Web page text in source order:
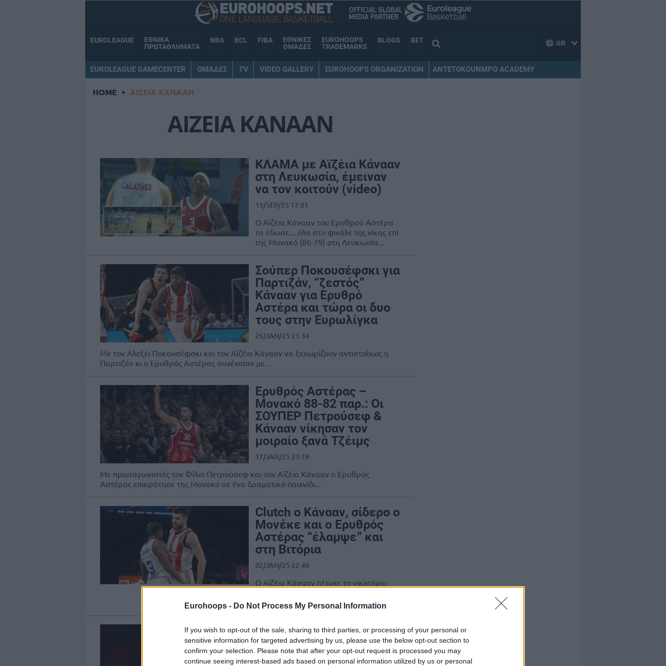
Eurohoops - Do Not Process My Personal Information
If you wish to opt-out of the sale, sharing to third parties, or processing of your personal or
sensitive information for targeted advertising by us, please use the below opt-out section to
confirm your selection. Please note that after your opt-out request is processed you may
continue seeing interest-based ads based on personal information utilized by us or personal
EUROLEAGUE
ΕΘΝΙΚΑ
ΠΡΩΤΑΘΛΗΜΑΤΑ
NBA BCL FIBA
ΕΘΝΙΚΕΣ
ΟΜΑΔΕΣ
EUROHOOPS
TRADEMARKS
BLOGS BET GR
EUROLEAGUE GAMECENTER ΟΜΑΔΕΣ TV VIDEO GALLERY EUROHOOPS ORGANIZATION ANTETOKOUNMPO ACADEMY
HOME • ΑΙΖΕΙΑ ΚΑΝΑΑΝ
ΑΙΖΕΙΑ ΚΑΝΑΑΝ
ΚΛΑΜΑ με Αϊζέια Κάνααν
στη Λευκωσία, έμειναν
να τον κοιτούν (video)
15/SEP/25 17:01
Ο Αϊζέια Κάνααν του Ερυθρού Αστέρα
τα έδωσε... όλα στο φινάλε της νίκης επί
της Μονακό (86-79) στη Λευκωσία...
Σούπερ Ποκουσέφσκι για
Παρτιζάν, “ζεστός”
Κάνααν για Ερυθρό
Αστέρα και τώρα οι δυο
τους στην Ευρωλίγκα
26/JAN/25 21:34
Με τον Αλεξέι Ποκουσέφσκι και τον Αϊζέια Κάνααν να ξεχωρίζουν αντιστοίχως η
Παρτιζάν κι ο Ερυθρός Αστέρας συνέχισαν με...
Ερυθρός Αστέρας –
Μονακό 88-82 παρ.: Οι
ΣΟΥΠΕΡ Πετρούσεφ &
Κάνααν νίκησαν τον
μοιραίο ξανά Τζέιμς
17/JAN/25 23:18
Με πρωταγωνιστές τον Φίλιπ Πετρούσεφ και τον Αϊζέια Κάνααν ο Ερυθρός
Αστέρας επικράτησε της Μονακό σε ένα δραματικό παιχνίδι...
Clutch ο Κάνααν, σίδερο ο
Μονέκε και ο Ερυθρός
Αστέρας “έλαμψε” και
στη Βιτόρια
02/JAN/25 22:40
Ο Αϊζέια Κάνααν πέτυχε το νικητήριο
Τσίμα Μονέκε αστόχησε στην εκπνοή...
Σφαιρόπουλος για
Πετρούσεφ:
“Ευχαριστούμε τον